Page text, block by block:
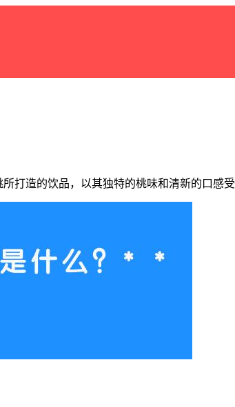
打造的饮品，以其独特的桃味和清新的口感